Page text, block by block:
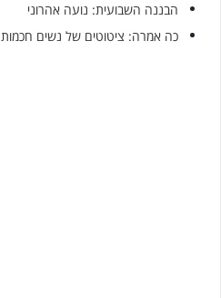
הבננה השבועית: נועה אהרוני
כה אמרה: ציטוטים של נשים חכמות